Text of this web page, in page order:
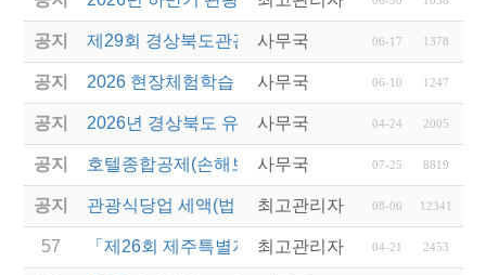
공지 제29회 경상북도관광기념품공모전 개최
사무국 06-17 1378
공지 2026 현장체험학습 안전과정(신규.재강습)
사무국 06-10 1247
공지 2026년 경상북도 유니크베뉴를 활용한 MICE행사
사무국 04-24 2005
공지 호텔종합공제(손해보험) 서비스 안내
사무국 07-25 8819
공지 관광식당업 세액(법인세 및 소득세)감면 제도 안내
최고관리자 08-06 12341
57 「제26회 제주특별자치도 관광기념품 공모전」 개
최고관리자 04-21 2453